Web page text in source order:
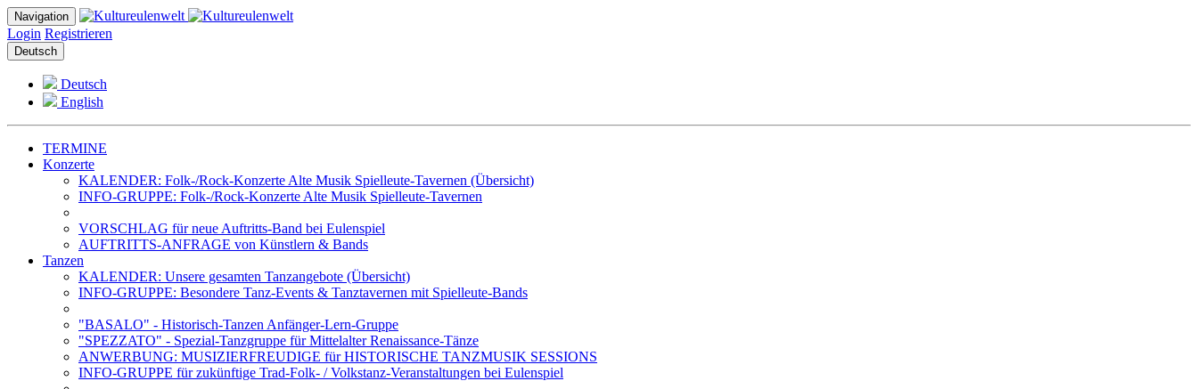
Navigation
Login Registrieren
Deutsch
Deutsch
English
TERMINE
Konzerte
KALENDER: Folk-/Rock-Konzerte Alte Musik Spielleute-Tavernen (Übersicht)
INFO-GRUPPE: Folk-/Rock-Konzerte Alte Musik Spielleute-Tavernen
VORSCHLAG für neue Auftritts-Band bei Eulenspiel
AUFTRITTS-ANFRAGE von Künstlern & Bands
Tanzen
KALENDER: Unsere gesamten Tanzangebote (Übersicht)
INFO-GRUPPE: Besondere Tanz-Events & Tanztavernen mit Spielleute-Bands
"BASALO" - Historisch-Tanzen Anfänger-Lern-Gruppe
"SPEZZATO" - Spezial-Tanzgruppe für Mittelalter Renaissance-Tänze
ANWERBUNG: MUSIZIERFREUDIGE für HISTORISCHE TANZMUSIK SESSIONS
INFO-GRUPPE für zukünftige Trad-Folk- / Volkstanz-Veranstaltungen bei Eulenspiel